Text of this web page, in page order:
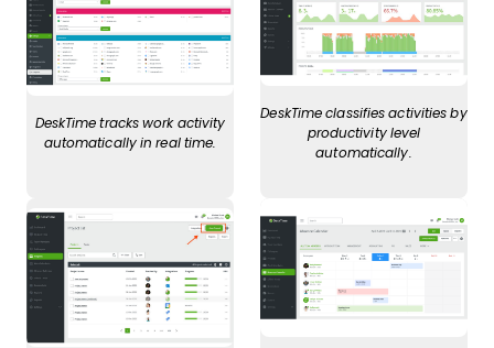
DeskTime tracks work activity
automatically in real time.
DeskTime classifies activities by
productivity level
automatically.